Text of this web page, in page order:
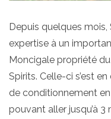
Depuis quelques
expertise à un
Moncigale propriété
Spirits. Celle-ci s’est
de conditionnement
pouvant aller jusqu’à